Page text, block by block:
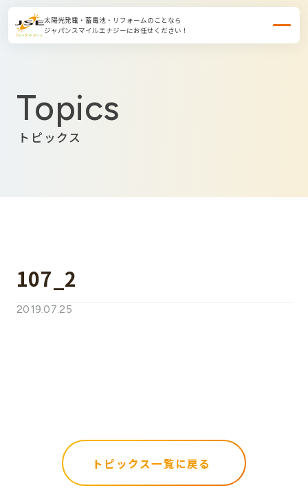
太陽光発電・蓄電池・リフォームのことなら
ジャパンスマイルエナジーにお任せください！
Topics
トピックス
107_2
2019.07.25
トピックス一覧に戻る